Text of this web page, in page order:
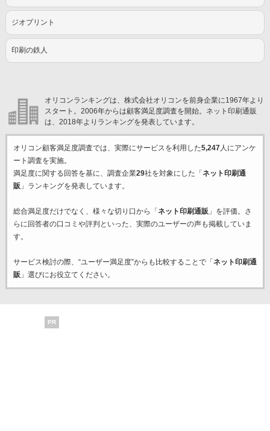
ジオプリント
印刷の鉄人
オリコンランキングは、株式会社オリコンを前身企業に1967年より
スタート。2006年からは顧客満足度調査を開始。ネット印刷通販
は、2018年よりランキングを発表しています。
オリコン顧客満足度調査では、実際にサービスを利用した5,247人にアンケ
ート調査を実施。
満足度に関する回答を基に、調査企業29社を対象にした「 ネット印刷通
販 」ランキングを発表しています。
総合満足度だけでなく、様々な切り口から「 ネット印刷通販 」を評価。さ
らに回答者の口コミや評判といった、実際のユーザーの声も掲載していま
す。
サービス検討の際、“ユーザー満足度”からも比較することで「 ネット印刷通
販 」選びにお役立てください。
PR